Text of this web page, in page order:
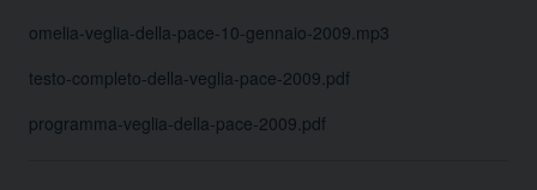
omelia-veglia-della-pace-10-gennaio-2009.mp3
testo-completo-della-veglia-pace-2009.pdf
programma-veglia-della-pace-2009.pdf